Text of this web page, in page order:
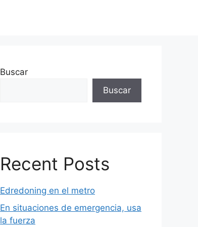
Buscar
Buscar
Recent Posts
Edredoning en el metro
En situaciones de emergencia, usa
la fuerza